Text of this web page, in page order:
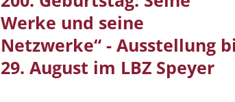
Werke und seine
Netzwerke“ - Ausstellung
29. August im LBZ Speyer